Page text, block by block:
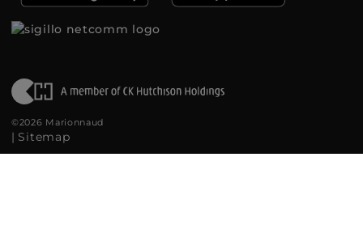
©2026 Marionnaud
| Sitemap